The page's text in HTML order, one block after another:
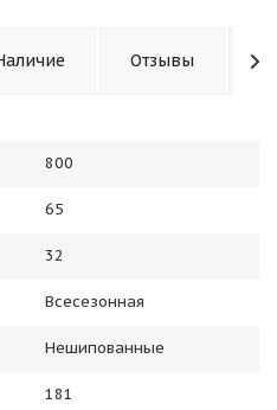
Отзывы
800
65
32
Всесезонная
Нешипованные
181